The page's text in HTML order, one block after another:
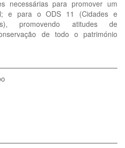
necessárias para promover um
e para o ODS 11 (Cidades e
promovendo atitudes de
de todo o património